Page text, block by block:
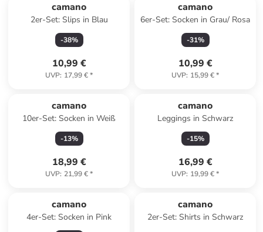
camano
2er-Set: Slips in Blau
-38%
10,99 €
UVP: 17,99 €*
camano
6er-Set: Socken in Grau/ Rosa
-31%
10,99 €
UVP: 15,99 €*
camano
10er-Set: Socken in Weiß
-13%
18,99 €
UVP: 21,99 €*
camano
Leggings in Schwarz
-15%
16,99 €
UVP: 19,99 €*
camano
4er-Set: Socken in Pink
camano
2er-Set: Shirts in Schwarz